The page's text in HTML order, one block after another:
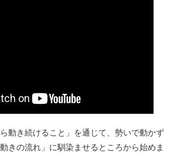
ら動き続けること」を通じて、勢いで動かず
きの流れ」に馴染ませるところから始めま